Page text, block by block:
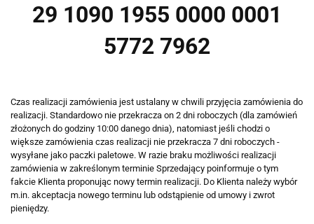
29 1090 1955 0000 0001
5772 7962
Czas realizacji zamówienia jest ustalany w chwili przyjęcia zamówienia do
realizacji. Standardowo nie przekracza on 2 dni roboczych (dla zamówień
złożonych do godziny 10:00 danego dnia), natomiast jeśli chodzi o
większe zamówienia czas realizacji nie przekracza 7 dni roboczych -
wysyłane jako paczki paletowe. W razie braku możliwości realizacji
zamówienia w zakreślonym terminie Sprzedający poinformuje o tym
fakcie Klienta proponując nowy termin realizacji. Do Klienta należy wybór
m.in. akceptacja nowego terminu lub odstąpienie od umowy i zwrot
pieniędzy.